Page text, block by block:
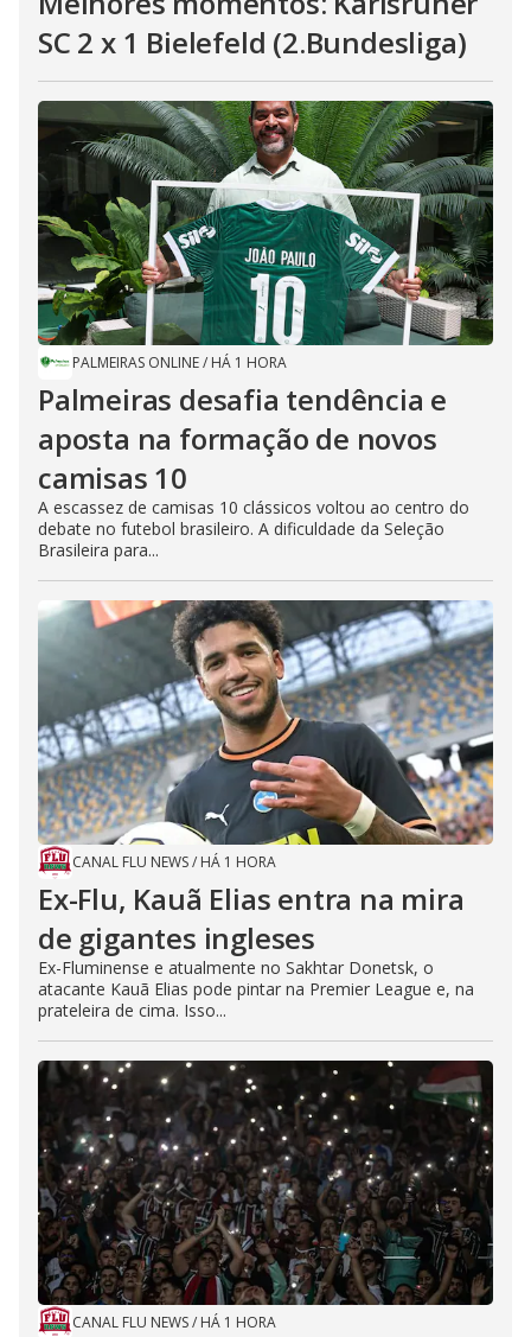
SC 2 x 1 Bielefeld (2.Bundesliga)
PALMEIRAS ONLINE/ HÁ 1 HORA
Palmeiras desafia tendência e
aposta na formação de novos
camisas 10
A escassez de camisas 10 clássicos voltou ao centro do
debate no futebol brasileiro. A dificuldade da Seleção
Brasileira para...
CANAL FLU NEWS/ HÁ 1 HORA
Ex-Flu, Kauã Elias entra na mira
de gigantes ingleses
Ex-Fluminense e atualmente no Sakhtar Donetsk, o
atacante Kauã Elias pode pintar na Premier League e, na
prateleira de cima. Isso...
CANAL FLU NEWS/ HÁ 1 HORA